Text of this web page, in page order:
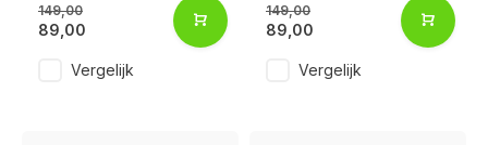
149,00
89,00
Vergelijk
149,00
89,00
Vergelijk